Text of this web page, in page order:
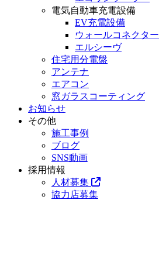
電気自動車充電設備
EV充電設備
ウォールコネクター
エルシーヴ
住宅用分電盤
アンテナ
エアコン
窓ガラスコーティング
お知らせ
その他
施工事例
ブログ
SNS動画
採用情報
人材募集
協力店募集